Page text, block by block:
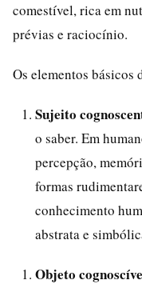
comestível, rica em
prévias e raciocínio.
Os elementos
Sujeito
o saber. Em
percepção,
formas
conhecimento
abstrata e
Objeto